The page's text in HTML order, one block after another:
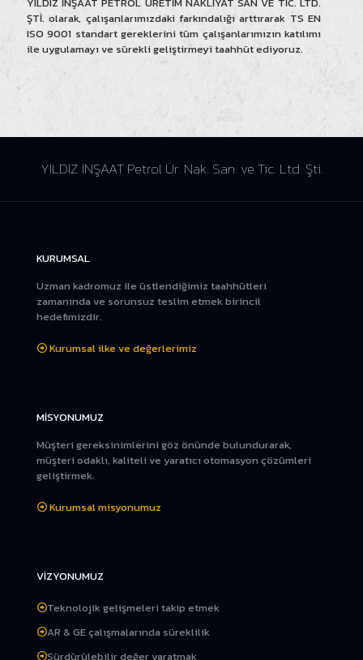
ŞTİ. olarak, çalışanlarımızdaki farkındalığı arttırarak TS EN
ISO 9001 standart gereklerini tüm çalışanlarımızın katılımı
ile uygulamayı ve sürekli geliştirmeyi taahhüt ediyoruz.
YILDIZ İNŞAAT Petrol Ür. Nak. San. ve Tic. Ltd. Şti.
KURUMSAL
Uzman kadromuz ile üstlendiğimiz taahhütleri
zamanında ve sorunsuz teslim etmek birincil
hedefimizdir.
Kurumsal ilke ve değerlerimiz
MİSYONUMUZ
Müşteri gereksinimlerini göz önünde bulundurarak,
müşteri odaklı, kaliteli ve yaratıcı otomasyon çözümleri
geliştirmek.
Kurumsal misyonumuz
VİZYONUMUZ
Teknolojik gelişmeleri takip etmek
AR & GE çalışmalarında süreklilik
Sürdürülebilir değer yaratmak